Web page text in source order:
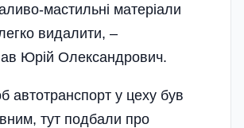
мастильні матеріали
видалити, –
Юрій Олександрович.
автотранспорт у цеху був
тут подбали про